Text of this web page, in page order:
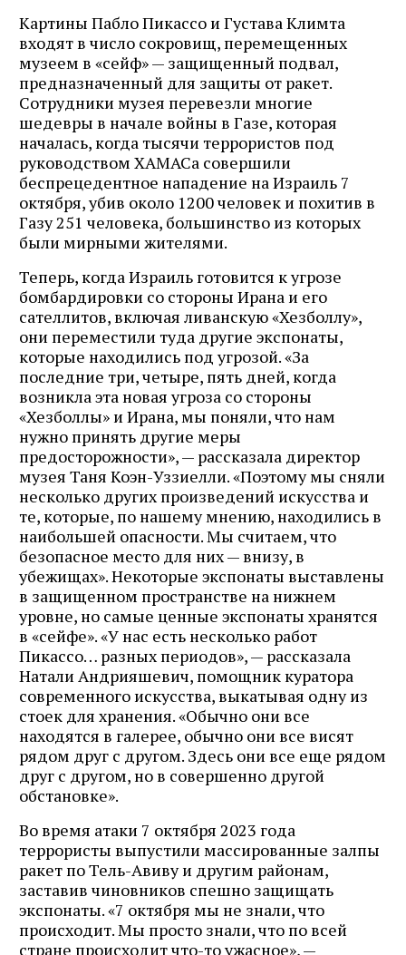
Картины Пабло Пикассо и Густава Климта
входят в число сокровищ, перемещенных
музеем в «сейф» — защищенный подвал,
предназначенный для защиты от ракет.
Сотрудники музея перевезли многие
шедевры в начале войны в Газе, которая
началась, когда тысячи террористов под
руководством ХАМАСа совершили
беспрецедентное нападение на Израиль 7
октября, убив около 1200 человек и похитив в
Газу 251 человека, большинство из которых
были мирными жителями.
Теперь, когда Израиль готовится к угрозе
бомбардировки со стороны Ирана и его
сателлитов, включая ливанскую «Хезболлу»,
они переместили туда другие экспонаты,
которые находились под угрозой. «За
последние три, четыре, пять дней, когда
возникла эта новая угроза со стороны
«Хезболлы» и Ирана, мы поняли, что нам
нужно принять другие меры
предосторожности», — рассказала директор
музея Таня Коэн-Уззиелли. «Поэтому мы сняли
несколько других произведений искусства и
те, которые, по нашему мнению, находились в
наибольшей опасности. Мы считаем, что
безопасное место для них — внизу, в
убежищах». Некоторые экспонаты выставлены
в защищенном пространстве на нижнем
уровне, но самые ценные экспонаты хранятся
в «сейфе». «У нас есть несколько работ
Пикассо… разных периодов», — рассказала
Натали Андрияшевич, помощник куратора
современного искусства, выкатывая одну из
стоек для хранения. «Обычно они все
находятся в галерее, обычно они все висят
рядом друг с другом. Здесь они все еще рядом
друг с другом, но в совершенно другой
обстановке».
Во время атаки 7 октября 2023 года
террористы выпустили массированные залпы
ракет по Тель-Авиву и другим районам,
заставив чиновников спешно защищать
экспонаты. «7 октября мы не знали, что
происходит. Мы просто знали, что по всей
стране происходит что-то ужасное», —